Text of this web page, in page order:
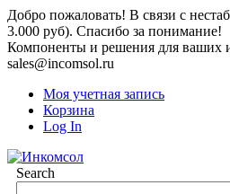
Добро пожаловать! В связи с
3.000 руб). Спасибо за понимание!
Компоненты и решения для ваших
sales@incomsol.ru
Моя учетная запись
Корзина
Log In
Search